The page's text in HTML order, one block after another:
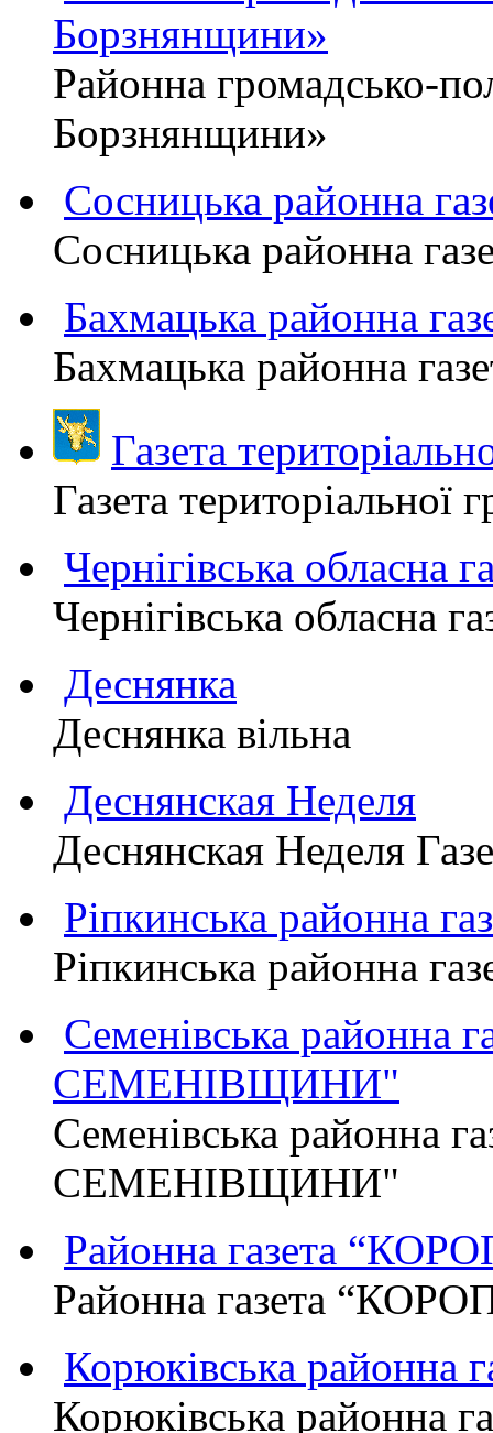
Борзнянщини»
Районна громадсько-
Борзнянщини»
Сосницька районна
Сосницька районна
Бахмацька районна
Бахмацька районна
Газета
Газета
Чернігівська обласна
Чернігівська обласна
Деснянка
Деснянка вільна
Деснянская Неделя
Деснянская Неделя
Ріпкинська районна
Ріпкинська районна
Семенівська районна
СЕМЕНІВЩИНИ"
Семенівська районна
СЕМЕНІВЩИНИ"
Районна газета
Районна газета
Корюківська районна
Корюківська районна